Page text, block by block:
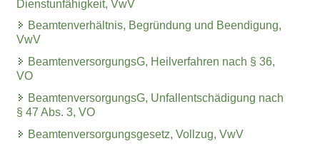
Dienstunfähigkeit, VwV
Beamtenverhältnis, Begründung und Beendigung,
VwV
BeamtenversorgungsG, Heilverfahren nach § 36,
VO
BeamtenversorgungsG, Unfallentschädigung nach
§ 47 Abs. 3, VO
Beamtenversorgungsgesetz, Vollzug, VwV